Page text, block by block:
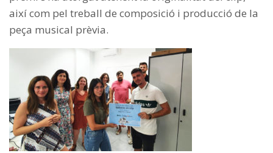
així com pel treball de composició i producció de la
peça musical prèvia.